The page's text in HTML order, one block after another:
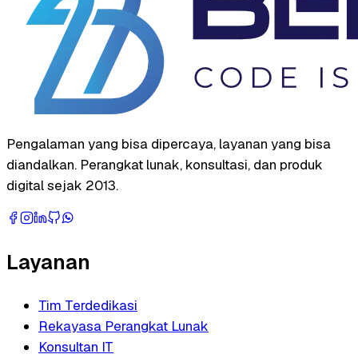
Pengalaman yang bisa dipercaya, layanan yang bisa
diandalkan. Perangkat lunak, konsultasi, dan produk
digital sejak 2013.
Layanan
Tim Terdedikasi
Rekayasa Perangkat Lunak
Konsultan IT